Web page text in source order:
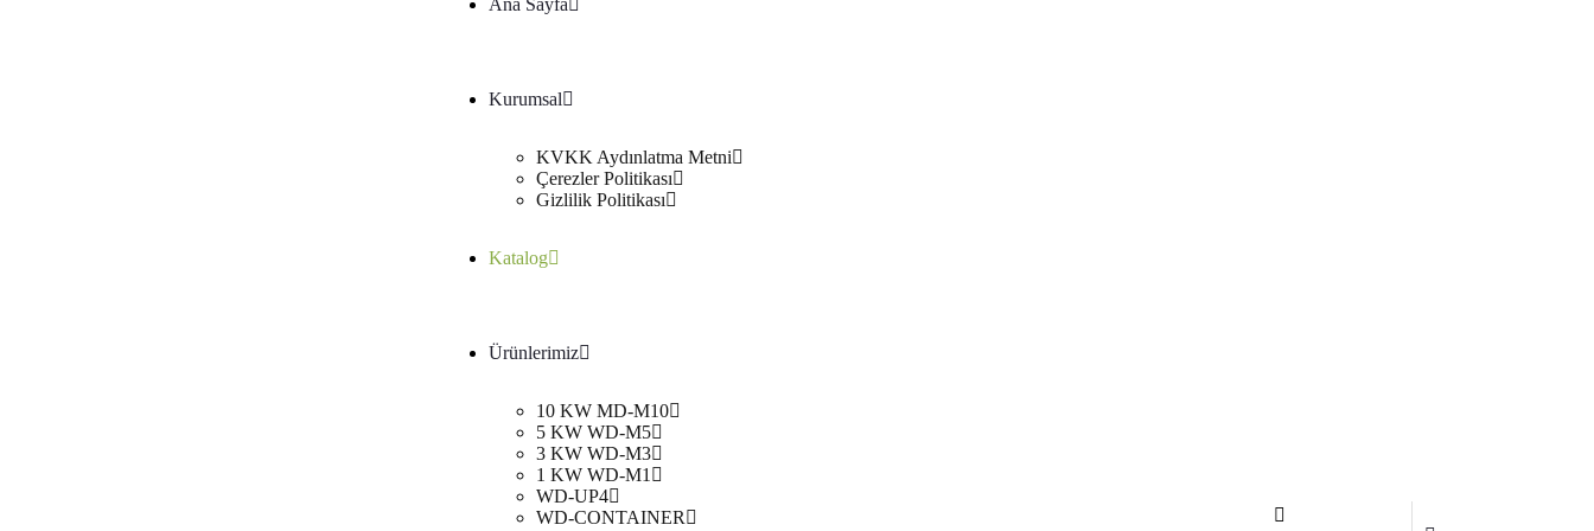
Ana Sayfa
Kurumsal
KVKK Aydınlatma Metni
Çerezler Politikası
Gizlilik Politikası
Katalog
Ürünlerimiz
10 KW MD-M10
5 KW WD-M5
3 KW WD-M3
1 KW WD-M1
WD-UP4
WD-CONTAINER